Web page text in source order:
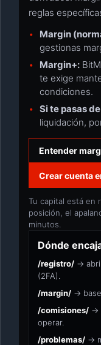
reglas
Margin
gestionas
Margin+:
te exige
condiciones.
Si te pasas
liquidación,
Entender
Crear cuenta
Tu capital está en
posición, el
minutos.
Dónde
/registro/ →
(2FA).
/margin/ →
/comisiones/ →
operar.
/problemas/ →